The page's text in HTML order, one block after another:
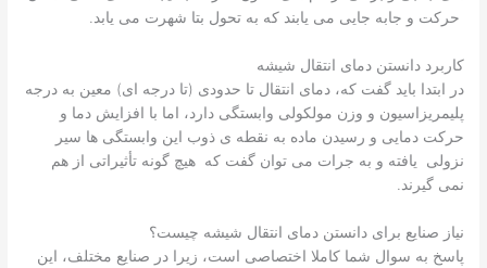
حرکت و جابه جایی می یابند که به تحول بتا شهرت می یابد.
کاربرد دانستن دمای انتقال شیشه
در ابتدا باید گفت که، دمای انتقال تا حدودی (تا درجه ای) معین به درجه
پلیمریزاسیون و وزن مولکولی وابستگی دارد، اما با افزایش دما و
حرکت دمایی و رسیدن ماده به نقطه ی ذوب این وابستگی ها سیر
نزولی یافته و به جرات می توان گفت که هیچ گونه تأثیراتی از هم
نمی گیرند.
نیاز صنایع برای دانستن دمای انتقال شیشه چیست؟
پاسخ به سوال شما کاملا اختصاصی است، زیرا در صنایع مختلف، این